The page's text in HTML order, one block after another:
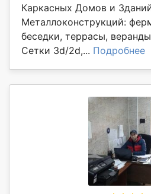
Каркасных Домов и
Металлоконструкций:
беседки, террасы,
Сетки 3d/2d,... Подробнее